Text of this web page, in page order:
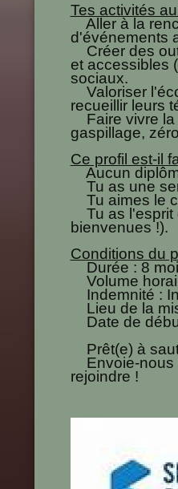
Tes activités
Aller à la
d'événements
Créer des
et accessibles
sociaux.
Valoriser
recueillir leurs
Faire vivre la
gaspillage,
Ce profil est-il
Aucun
Tu as une
Tu aimes le
Tu as l'esprit
bienvenues !).
Conditions du
Durée : 8
Volume
Indemnité :
Lieu de la
Date de
Prêt(e) à
Envoie-nous
rejoindre !